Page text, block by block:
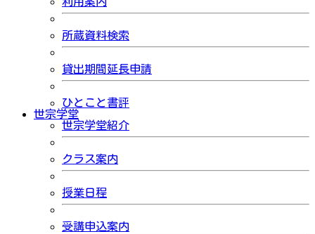
所蔵資料検索
貸出期間延長申請
ひとこと書評
世宗学堂
世宗学堂紹介
クラス案内
授業日程
受講申込案内